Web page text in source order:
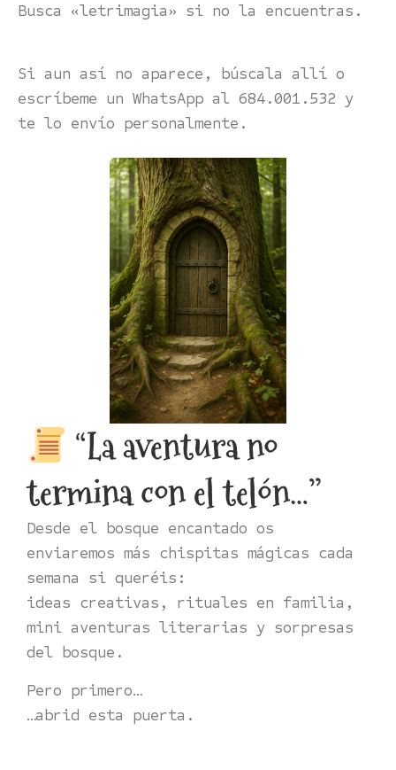
Busca «letrimagia» si no la encuentras.
Si aun así no aparece, búscala allí o
escríbeme un WhatsApp al 684.001.532 y
te lo envío personalmente.
“La aventura no
termina con el telón…”
Desde el bosque encantado os
enviaremos más chispitas mágicas cada
semana si queréis:
ideas creativas, rituales en familia,
mini aventuras literarias y sorpresas
del bosque.
Pero primero…
…abrid esta puerta.